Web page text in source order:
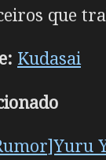
que
Kudasai